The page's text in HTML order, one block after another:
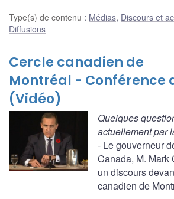
Type(s) de contenu : Médias, Discours et
Diffusions
Cercle canadien de
Montréal - Conférence
(Vidéo)
Quelques
actuellement par
- Le gouverneur
Canada, M. Mark
un discours
canadien de